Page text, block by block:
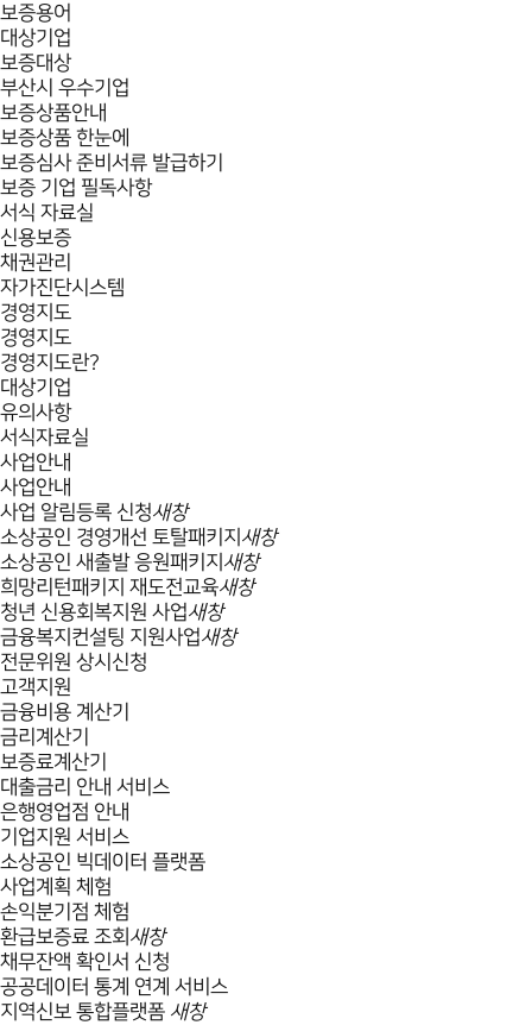
보증용어
대상기업
보증대상
부산시 우수기업
보증상품안내
보증상품 한눈에
보증심사 준비서류 발급하기
보증 기업 필독사항
서식 자료실
신용보증
채권관리
자가진단시스템
경영지도
경영지도
경영지도란?
대상기업
유의사항
서식자료실
사업안내
사업안내
사업 알림등록 신청새창
소상공인 경영개선 토탈패키지 새창
소상공인 새출발 응원패키지 새창
희망리턴패키지 재도전교육새창
청년 신용회복지원 사업새창
금융복지컨설팅 지원사업새창
전문위원 상시신청
고객지원
금융비용 계산기
금리계산기
보증료계산기
대출금리 안내 서비스
은행영업점 안내
기업지원 서비스
소상공인 빅데이터 플랫폼
사업계획 체험
손익분기점 체험
환급보증료 조회 새창
채무잔액 확인서 신청
공공데이터 통계 연계 서비스
지역신보 통합플랫폼 새창